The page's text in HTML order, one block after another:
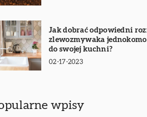
Jak dobrać odpowiedni
zlewozmywaka
do swojej kuchni?
02-17-2023
wpisy